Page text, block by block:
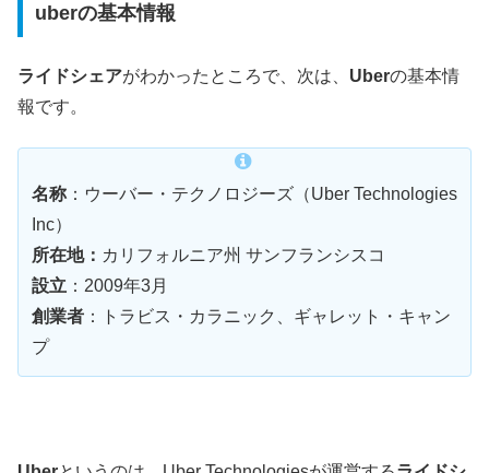
uberの基本情報
ライドシェアがわかったところで、次は、 Uberの基本情
報です。
名称 ：ウーバー・テクノロジーズ（Uber Technologies
Inc）
所在地： カリフォルニア州 サンフランシスコ
設立 ：2009年3月
創業者 ：トラビス・カラニック、ギャレット・キャン
プ